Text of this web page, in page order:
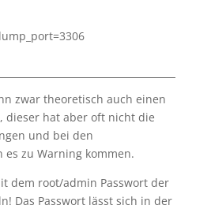
zwar theoretisch auch einen
dieser hat aber oft nicht die
und bei den
es zu Warning kommen.
dem root/admin Passwort der
Das Passwort lässt sich in der